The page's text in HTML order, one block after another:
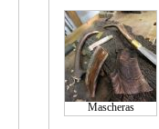
Mascheras